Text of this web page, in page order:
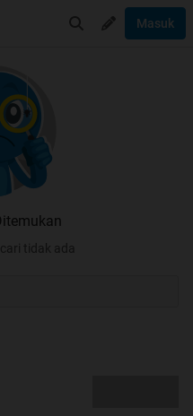
Masuk
tidak ada